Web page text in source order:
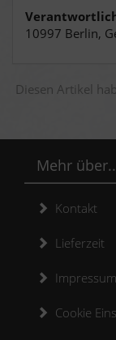
10997 Berlin,
Diesen Artikel
Mehr
Kontakt
Lieferzeit
Impressum
Cookie